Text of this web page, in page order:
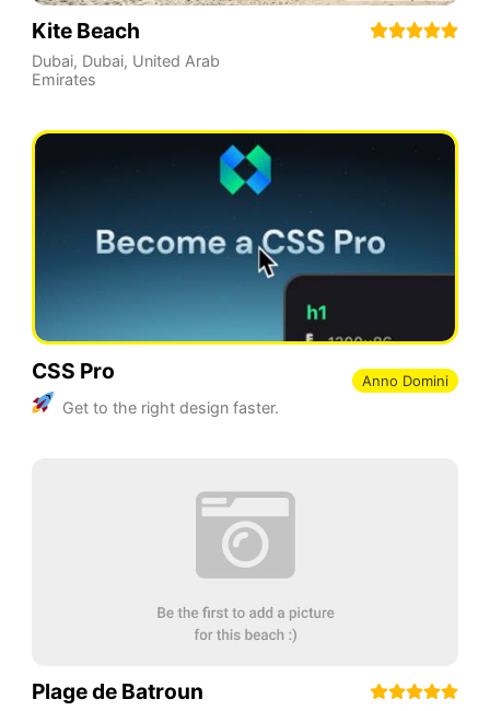
Kite Beach
Dubai, Dubai, United Arab
Emirates
CSS Pro
Get to the right design faster.
Anno Domini
Plage de Batroun